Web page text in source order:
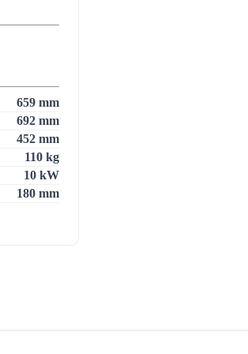
659 mm
692 mm
452 mm
110 kg
10 kW
180 mm